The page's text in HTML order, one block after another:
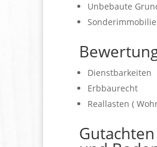
Unbebaute
Dienstbarkeiten
Erbbaurecht
Reallasten (